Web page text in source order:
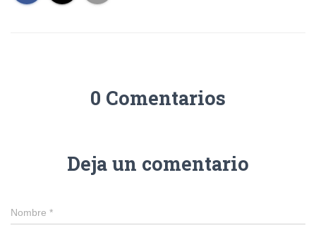
0 Comentarios
Deja un comentario
Nombre *